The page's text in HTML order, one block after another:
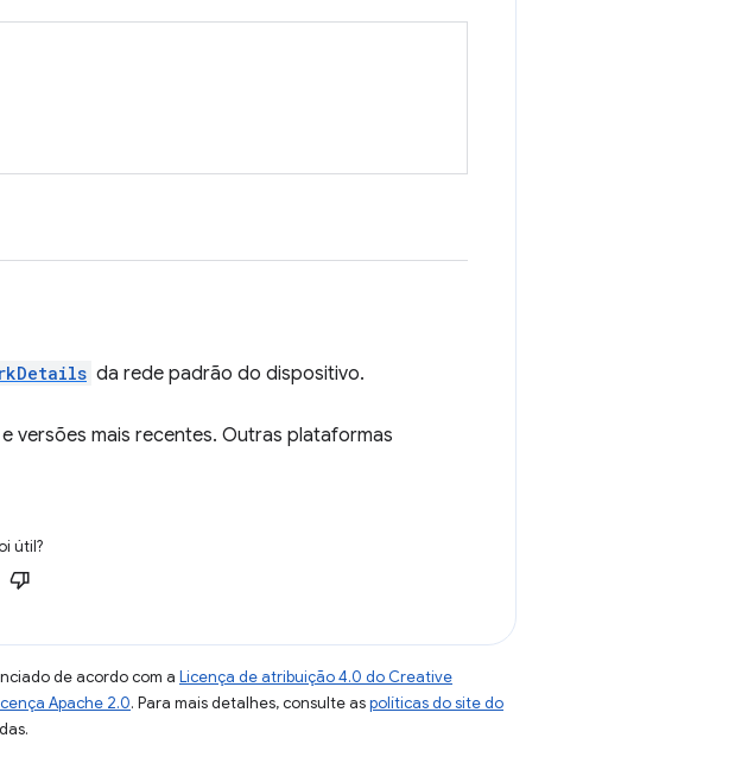
da rede padrão do dispositivo.
versões mais recentes. Outras plataformas
útil?
de acordo com a Licença de atribuição 4.0 do Creative
Apache 2.0. Para mais detalhes, consulte aspolíticas do site do